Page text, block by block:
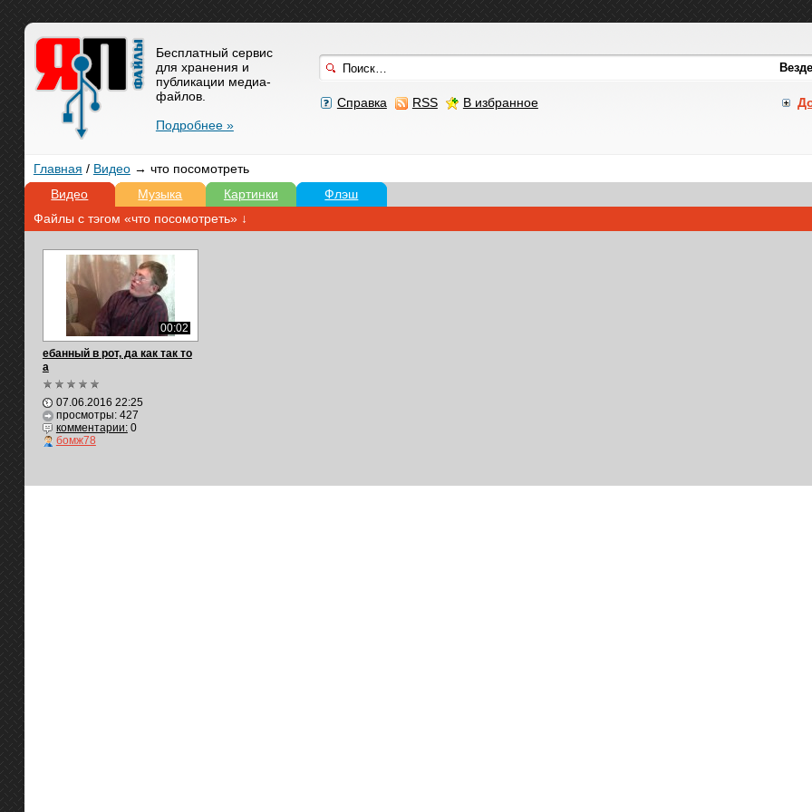
Справка RSS В избранное
Бесплатный сервис
для хранения и
публикации медиа-
файлов.
Подробнее »
Главная / Видео→ что посомотреть
Видео
Музыка Картинки Флэш
Файлы с тэгом «что посомотреть» ↓
00:02
ебанный в рот, да как так то
а
07.06.2016 22:25
просмотры: 427
комментарии:0
бомж78